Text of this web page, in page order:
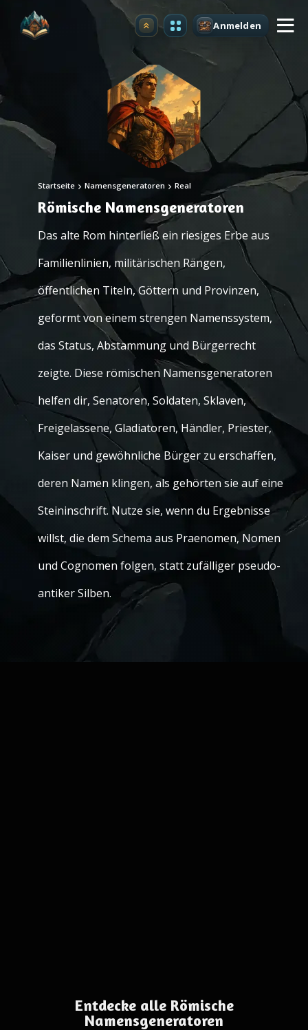
Upgrade Anmelden
Startseite Namensgeneratoren Real
Römische Namensgeneratoren
Das alte Rom hinterließ ein riesiges Erbe aus
Familienlinien, militärischen Rängen,
öffentlichen Titeln, Göttern und Provinzen,
geformt von einem strengen Namenssystem,
das Status, Abstammung und Bürgerrecht
zeigte. Diese römischen Namensgeneratoren
helfen dir, Senatoren, Soldaten, Sklaven,
Freigelassene, Gladiatoren, Händler, Priester,
Kaiser und gewöhnliche Bürger zu erschaffen,
deren Namen klingen, als gehörten sie auf eine
Steininschrift. Nutze sie, wenn du Ergebnisse
willst, die dem Schema aus Praenomen, Nomen
und Cognomen folgen, statt zufälliger pseudo-
antiker Silben.
Entdecke alle Römische
Namensgeneratoren